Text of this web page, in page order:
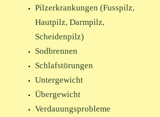
Pilzerkrankungen (Fusspilz,
Hautpilz, Darmpilz,
Scheidenpilz)
Sodbrennen
Schlafstörungen
Untergewicht
Übergewicht
Verdauungsprobleme